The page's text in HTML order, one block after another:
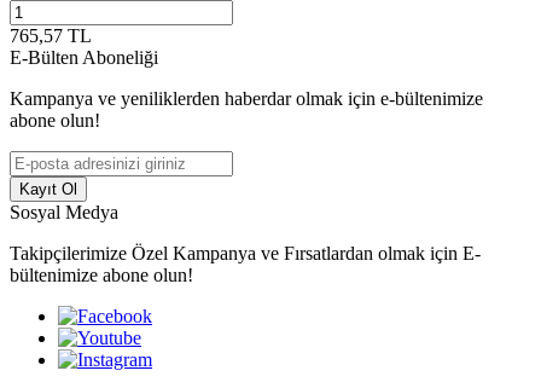
765,57 TL
E-Bülten Aboneliği
Kampanya ve yeniliklerden haberdar olmak için e-bültenimize
abone olun!
Kayıt Ol
Sosyal Medya
Takipçilerimize Özel Kampanya ve Fırsatlardan olmak için E-
bültenimize abone olun!